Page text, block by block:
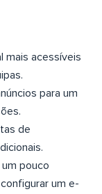
mais acessíveis
para um
de
pouco
um e-